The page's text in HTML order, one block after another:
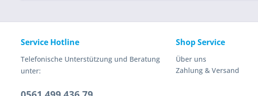
Service Hotline
Telefonische Unterstützung und Beratung
unter:
Shop Service
Über uns
Zahlung & Versand